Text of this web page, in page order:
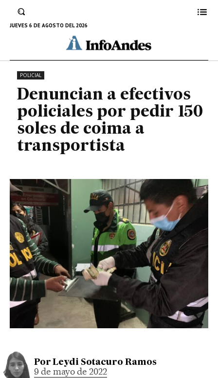
JUEVES 6 DE AGOSTO DEL 2026
por pedir 150 soles de coima a
transportista
9 DE MAYO DE 2022
POLICIAL
Denuncian a efectivos
policiales por pedir 150
soles de coima a
transportista
Por Leydi Sotacuro Ramos
9 de mayo de 2022